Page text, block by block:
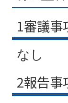
1審議事
なし
2報告事